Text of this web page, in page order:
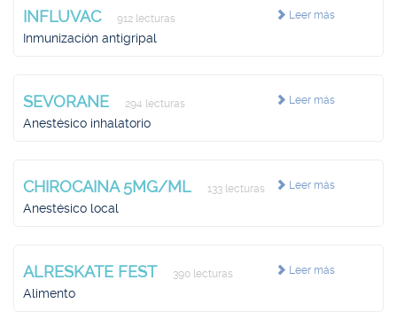
Leer más
INFLUVAC 912 lecturas
Inmunización antigripal
Leer más
SEVORANE 294 lecturas
Anestésico inhalatorio
Leer más
CHIROCAINA 5MG/ML 133 lecturas
Anestésico local
Leer más
ALRESKATE FEST 390 lecturas
Alimento